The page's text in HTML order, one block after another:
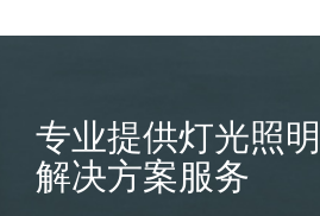
专业提供灯光照
解决方案服务